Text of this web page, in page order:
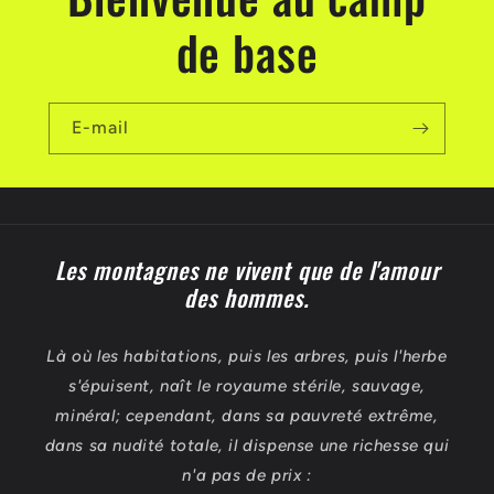
e
de base
E-mail
Les montagnes ne vivent que de l'amour
des hommes.
Là où les habitations, puis les arbres, puis l'herbe
s'épuisent, naît le royaume stérile, sauvage,
minéral; cependant, dans sa pauvreté extrême,
dans sa nudité totale, il dispense une richesse qui
n'a pas de prix :